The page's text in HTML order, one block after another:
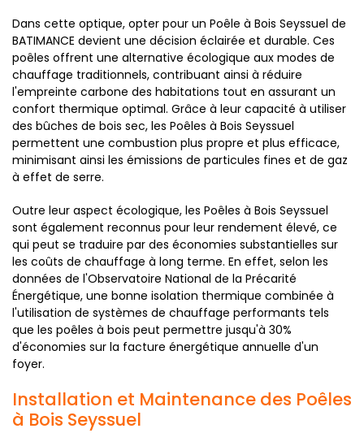
Dans cette optique, opter pour un Poêle à Bois Seyssuel de
BATIMANCE devient une décision éclairée et durable. Ces
poêles offrent une alternative écologique aux modes de
chauffage traditionnels, contribuant ainsi à réduire
l'empreinte carbone des habitations tout en assurant un
confort thermique optimal. Grâce à leur capacité à utiliser
des bûches de bois sec, les Poêles à Bois Seyssuel
permettent une combustion plus propre et plus efficace,
minimisant ainsi les émissions de particules fines et de gaz
à effet de serre.
Outre leur aspect écologique, les Poêles à Bois Seyssuel
sont également reconnus pour leur rendement élevé, ce
qui peut se traduire par des économies substantielles sur
les coûts de chauffage à long terme. En effet, selon les
données de l'Observatoire National de la Précarité
Énergétique, une bonne isolation thermique combinée à
l'utilisation de systèmes de chauffage performants tels
que les poêles à bois peut permettre jusqu'à 30%
d'économies sur la facture énergétique annuelle d'un
foyer.
Installation et Maintenance des Poêles
à Bois Seyssuel